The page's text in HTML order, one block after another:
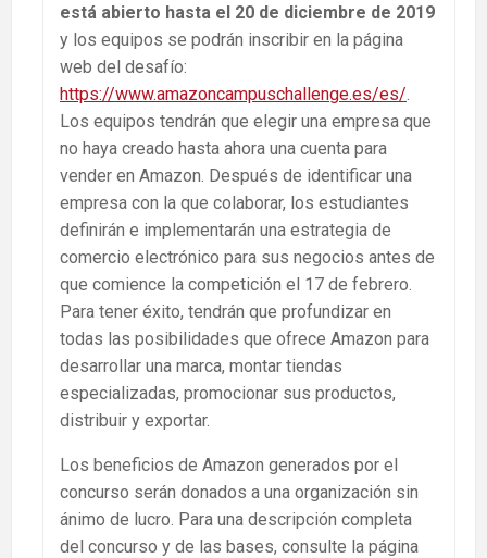
está abierto hasta el 20 de diciembre de 2019
y los equipos se podrán inscribir en la página
web del desafío:
https://www.amazoncampuschallenge.es/es/
Los equipos tendrán que elegir una empresa que
no haya creado hasta ahora una cuenta para
vender en Amazon. Después de identificar una
empresa con la que colaborar, los estudiantes
definirán e implementarán una estrategia de
comercio electrónico para sus negocios antes de
que comience la competición el 17 de febrero.
Para tener éxito, tendrán que profundizar en
todas las posibilidades que ofrece Amazon para
desarrollar una marca, montar tiendas
especializadas, promocionar sus productos,
distribuir y exportar.
Los beneficios de Amazon generados por el
concurso serán donados a una organización sin
ánimo de lucro. Para una descripción completa
del concurso y de las bases, consulte la página